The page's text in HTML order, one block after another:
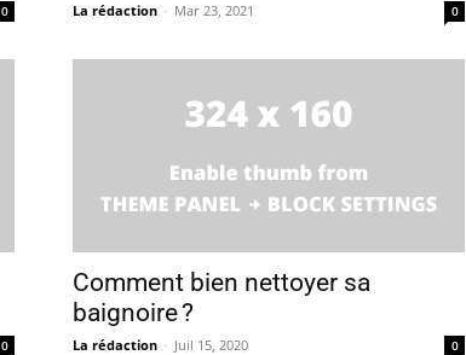
0 La rédaction - Mar 23, 2021 0
0
Comment bien nettoyer sa
baignoire ?
La rédaction - Juil 15, 2020 0